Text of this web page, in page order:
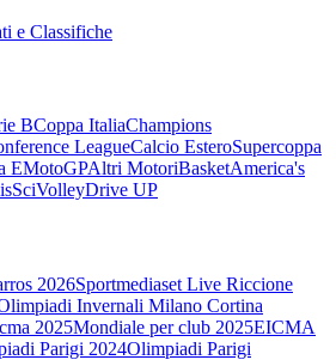
e Classifiche
BCoppa ItaliaChampions
LeagueCalcio EsteroSupercoppa
EMotoGPAltri MotoriBasketAmerica's
SciVolleyDrive UP
2026Sportmediaset Live Riccione
Invernali Milano Cortina
2025Mondiale per club 2025EICMA
Parigi 2024Olimpiadi Parigi